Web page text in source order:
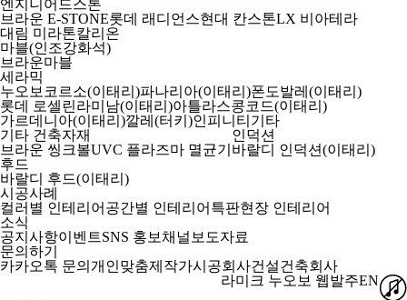
엔지니어드스톤
브라운 E-STONE롯데 래디언스현대 칸스톤LX 비아테라
대림 미라톤칼리온
마블(인조강화석)
브라운마블
세라믹
누오보코르소(이태리)파나리아(이태리)폰도발레(이태리)
롯데 로셀린라미남(이태리)아틀라스콩코드(이태리)
가르데니아(이태리)깔레(터키)인피니티 기타
기타 건축자재
브라운 씽크볼UVC 플라즈마 멸균기
인덕션
바랄디 인덕션(이태리)
후드
바랄디 후드(이태리)
시공사례
컬러별 인테리어 공간별 인테리어 특판현장 인테리어
소식
공지사항이벤트SNS 홍보채널보도자료
문의하기
카카오톡 문의 개인맞춤제작가시공회사건설건축회사
EN
라미크 누오보 웹발주